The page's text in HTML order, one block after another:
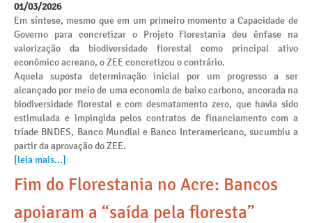
01/03/2026
Em síntese, mesmo que em um primeiro momento a Capacidade de
Governo para concretizar o Projeto Florestania deu ênfase na
valorização da biodiversidade florestal como principal ativo
econômico acreano, o ZEE concretizou o contrário.
Aquela suposta determinação inicial por um progresso a ser
alcançado por meio de uma economia de baixo carbono, ancorada na
biodiversidade florestal e com desmatamento zero, que havia sido
estimulada e impingida pelos contratos de financiamento com a
tríade BNDES, Banco Mundial e Banco Interamericano, sucumbiu a
partir da aprovação do ZEE.
[leia mais...]
Fim do Florestania no Acre: Bancos
apoiaram a “saída pela floresta”